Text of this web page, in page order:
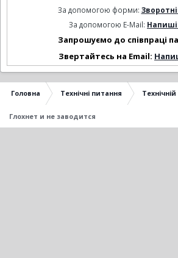
За допомогою форми:
За допомогою E-Mail:
Запрошуємо до співпраці
Звертайтесь на Email:
Головна Технічні питання Технічній
Глохнет и не заводится